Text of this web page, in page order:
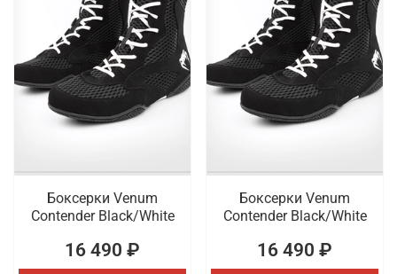
Боксерки Venum
Contender Black/White
16 490 ₽
Боксерки Venum
Contender Black/White
16 490 ₽